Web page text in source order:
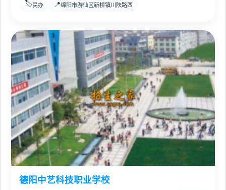
🏷️民办 📍绵阳市游仙区新桥镇川陕路西
德阳中艺科技职业学校